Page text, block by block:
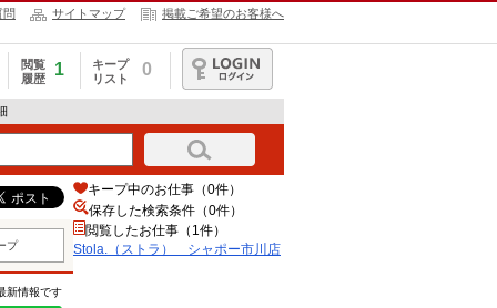
問 サイトマップ 掲載ご希望のお客様へ
閲覧
履歴
1
キープ
リスト
0
ログイン
プ
新情報です
キープ中のお仕事（0件）
保存した検索条件（0件）
閲覧したお仕事（1件）
Stola.（ストラ） シャポー市川店